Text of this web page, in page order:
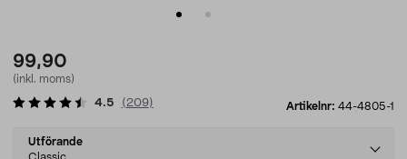
99,90
(inkl. moms)
Artikelnr: 44-4805-1
4.5 ( 209)
Select
Utförande